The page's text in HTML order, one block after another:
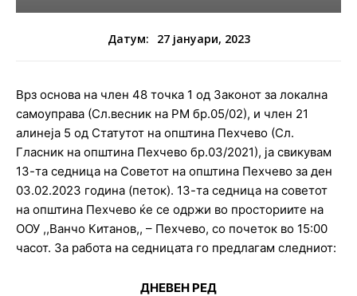
Датум: 27 јануари, 2023
Врз основа на член 48 точка 1 од Законот за локална
самоуправа (Сл.весник на РМ бр.05/02), и член 21
алинеја 5 од Статутот на општина Пехчево (Сл.
Гласник на општина Пехчево бр.03/2021), ja свикувам
13-та седница на Советот на општина Пехчево за ден
03.02.2023 година (петок). 13-та седница на советот
на општина Пехчево ќе се одржи во просториите на
ООУ ,,Ванчо Китанов,, – Пехчево, со почеток во 15:00
часот. За работа на седницата го предлагам следниот:
ДНЕВЕН РЕД